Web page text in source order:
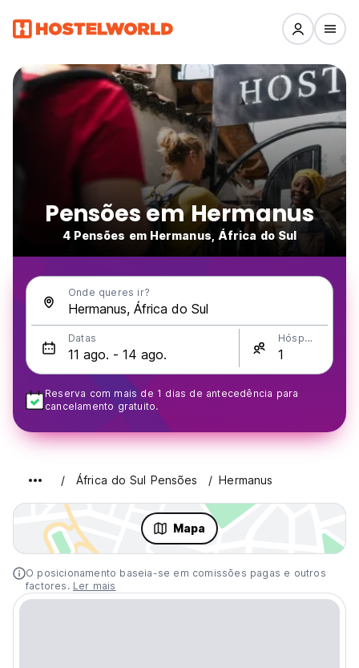
Pensões em Hermanus
4 Pensões em Hermanus, África do Sul
Onde queres ir?
Datas Hóspedes
Reserva com mais de 1 dias de antecedência para
cancelamento gratuito.
África do Sul Pensões Hermanus
Mapa
O posicionamento baseia-se em comissões pagas e outros
factores. Ler mais